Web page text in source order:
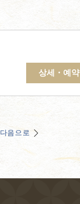
상세・예약
다음으로